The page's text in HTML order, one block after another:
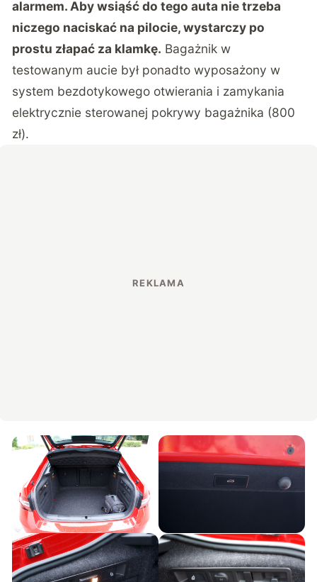
alarmem. Aby wsiąść do tego auta nie trzeba
niczego naciskać na pilocie, wystarczy po
prostu złapać za klamkę. Bagażnik w
testowanym aucie był ponadto wyposażony w
system bezdotykowego otwierania i zamykania
elektrycznie sterowanej pokrywy bagażnika (800
zł).